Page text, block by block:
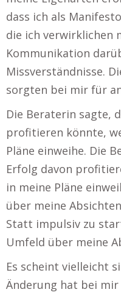
dass ich als
die ich verwirklichen
Kommunikation
Missverständnisse.
sorgten bei mir für
Die Beraterin sagte,
profitieren könnte,
Pläne einweihe. Die
Erfolg davon
in meine Pläne
über meine
Statt impulsiv zu
Umfeld über meine
Es scheint vielleicht
Änderung hat bei